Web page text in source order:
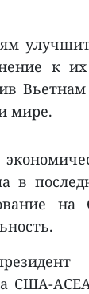
к их
мире.
в
на
США-